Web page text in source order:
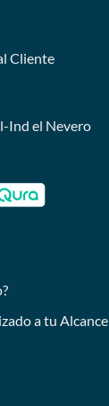
Cliente
Ind el Nevero
a tu Alcance